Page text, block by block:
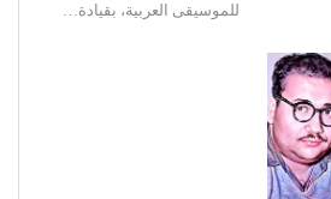
للموسيقى العربية، بقيادة…